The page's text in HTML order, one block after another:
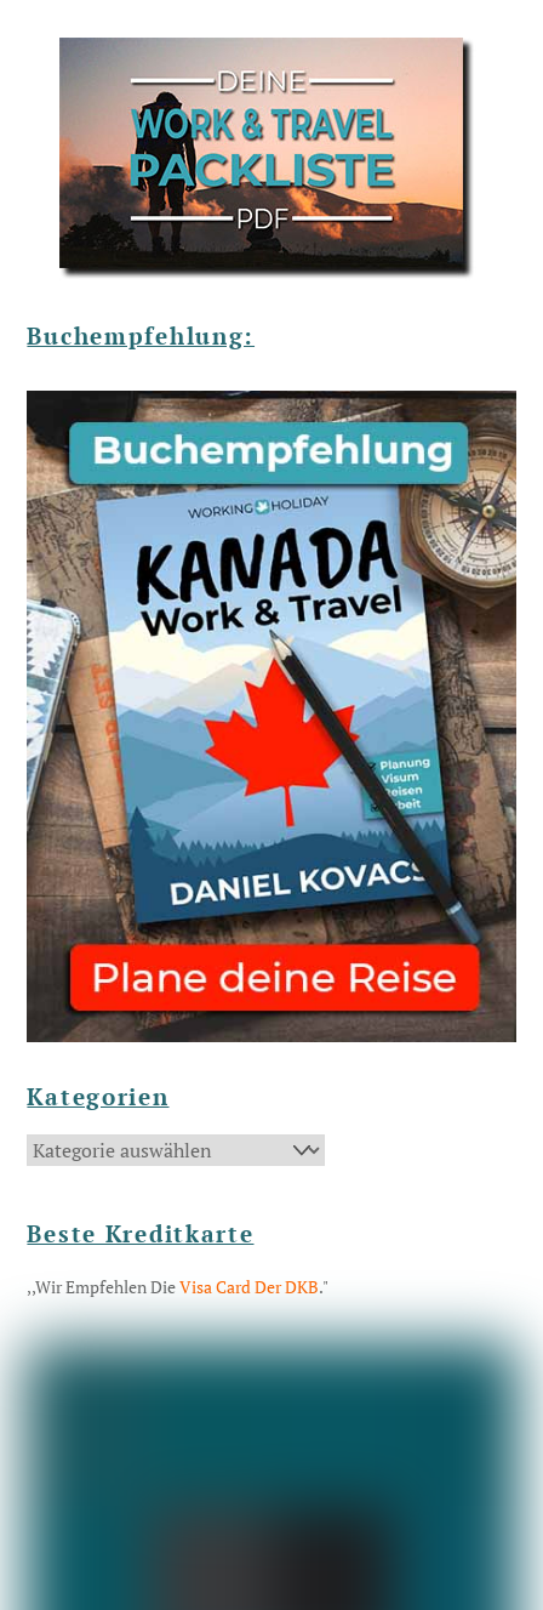
Buchempfehlung:
Kategorien
Kategorien
Beste Kreditkarte
,,Wir Empfehlen DieVisa Card Der DKB."